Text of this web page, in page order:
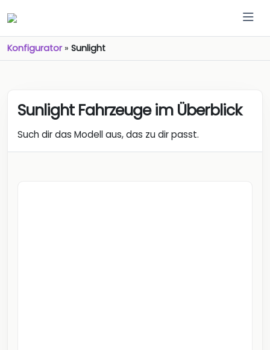
Konfigurator» Sunlight
Sunlight
Sunlight Fahrzeuge im Überblick
Such dir das Modell aus, das zu dir passt.